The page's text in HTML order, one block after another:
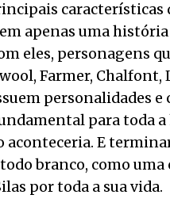
características
apenas uma
eles, personagens
Farmer,
personalidades
para toda
E
branco, como
por toda a sua vida.